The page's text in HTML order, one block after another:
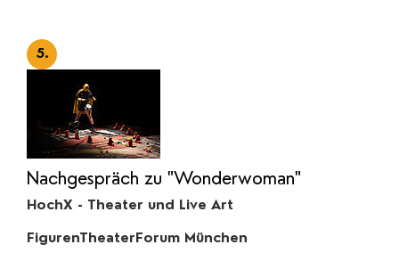
5.
Nachgespräch zu "Wonderwoman"
HochX - Theater und Live Art
FigurenTheaterForum München